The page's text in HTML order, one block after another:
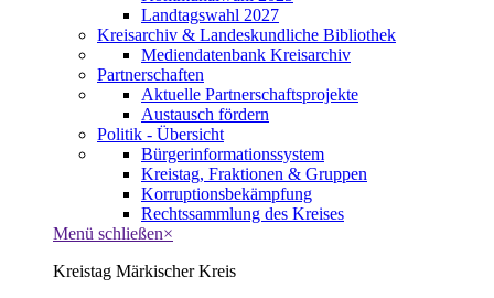
Landtagswahl 2027
Kreisarchiv & Landeskundliche Bibliothek
Mediendatenbank Kreisarchiv
Partnerschaften
Aktuelle Partnerschaftsprojekte
Austausch fördern
Politik - Übersicht
Bürgerinformationssystem
Kreistag, Fraktionen & Gruppen
Korruptionsbekämpfung
Rechtssammlung des Kreises
Menü schließen×
Kreistag Märkischer Kreis